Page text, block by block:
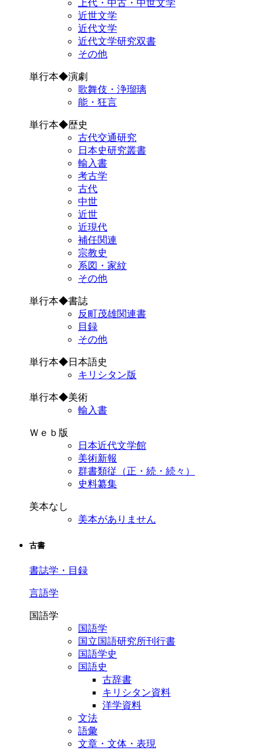
上代・中古・中世文学
近世文学
近代文学
近代文学研究双書
その他
単行本◆演劇
歌舞伎・浄瑠璃
能・狂言
単行本◆歴史
古代交通研究
日本史研究叢書
輸入書
考古学
古代
中世
近世
近現代
補任関連
宗教史
系図・家紋
その他
単行本◆書誌
反町茂雄関連書
目録
その他
単行本◆日本語史
キリシタン版
単行本◆美術
輸入書
Ｗｅｂ版
日本近代文学館
美術新報
群書類従（正・続・続々）
史料纂集
美本なし
美本がありません
古書
書誌学・目録
言語学
国語学
国語学
国立国語研究所刊行書
国語学史
国語史
古辞書
キリシタン資料
洋学資料
文法
語彙
文章・文体・表現